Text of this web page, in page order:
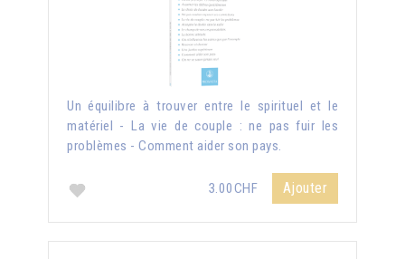
Un équilibre à trouver entre le spirituel et le
matériel - La vie de couple : ne pas fuir les
problèmes - Comment aider son pays.
3.00CHF Ajouter